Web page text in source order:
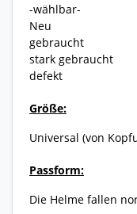
-wählbar-
Neu
gebraucht
stark gebraucht
defekt
Größe:
Universal (von
Passform:
Die Helme fallen